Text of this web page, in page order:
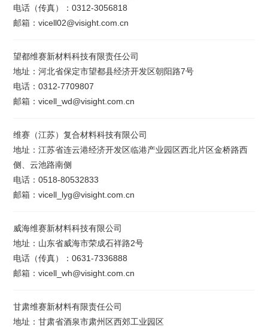
电话（传真）：0312-3056818
邮箱：vicell02@visight.com.cn
望都维赛新材料科技有限责任公司
地址：河北省保定市望都县经济开发区朝阳路7号
电话：0312-7709807
邮箱：vicell_wd@visight.com.cn
维赛（江苏）复合材料科技有限公司
地址：江苏省连云港经济开发区临港产业园区西北片区金桥路西
侧、云池路南侧
电话：0518-80532833
邮箱：vicell_lyg@visight.com.cn
威海维赛新材料科技有限公司
地址：山东省威海市荣成石祥路2号
电话（传真）：0631-7336888
邮箱：vicell_wh@visight.com.cn
甘肃维赛新材料有限责任公司
地址：甘肃省酒泉市肃州区西郊工业园区